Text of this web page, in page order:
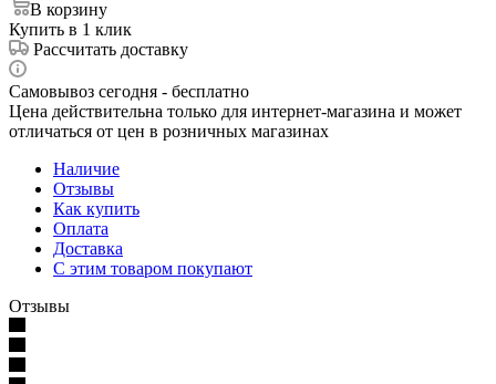
В корзину
Купить в 1 клик
Рассчитать доставку
Самовывоз сегодня - бесплатно
Цена действительна только для интернет-магазина и может
отличаться от цен в розничных магазинах
Наличие
Отзывы
Как купить
Оплата
Доставка
С этим товаром покупают
Отзывы